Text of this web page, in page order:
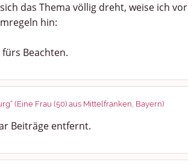
das Thema völlig dreht, weise ich
hin:
fürs Beachten.
(Eine Frau (50) aus Mittelfranken, Bayern)
Beiträge entfernt.